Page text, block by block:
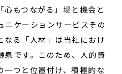
もつながる」場と機会と
ニケーションサービスその
なる「人材」は当社におけ
泉です。このため、人的資
一つと位置付け、積極的な